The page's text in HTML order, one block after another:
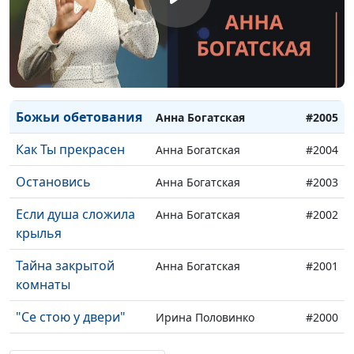
Любовь
прокладывает путь
Геннадий Новиков #2012
Когда душа твоя
томится
Божьи обетования Анна Богатская #2005
Как Ты прекрасен Анна Богатская #2004
Остановись Анна Богатская #2003
Если душа сложила
крылья
Анна Богатская #2002
Тайна закрытой
комнаты
Анна Богатская #2001
"Се стою у двери" Ирина Половинко #2000
За все Тебя
Ирина Половинко